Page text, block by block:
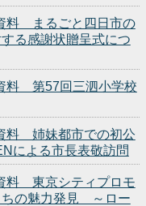
料 まるごと四日市の
る感謝状贈呈式につ
料 第57回三泗小学校
料 姉妹都市での初公
による市長表敬訪問
料 東京シティプロモ
の魅力発見 ～ロー